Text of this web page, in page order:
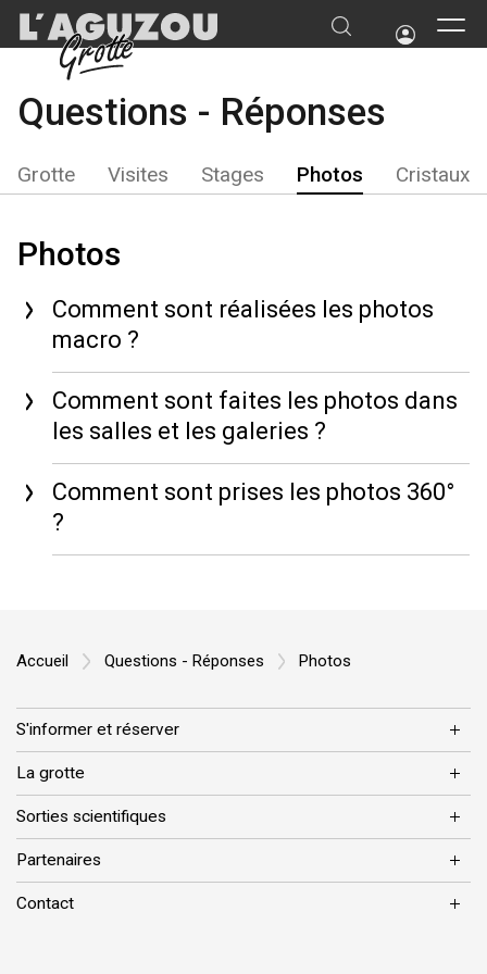
Questions - Réponses
Grotte Visites Stages Photos Cristaux
Photos
Comment sont réalisées les photos
macro ?
Comment sont faites les photos dans
les salles et les galeries ?
Comment sont prises les photos 360°
?
Accueil Questions - Réponses Photos
S'informer et réserver
La grotte
Sorties scientifiques
Partenaires
Contact